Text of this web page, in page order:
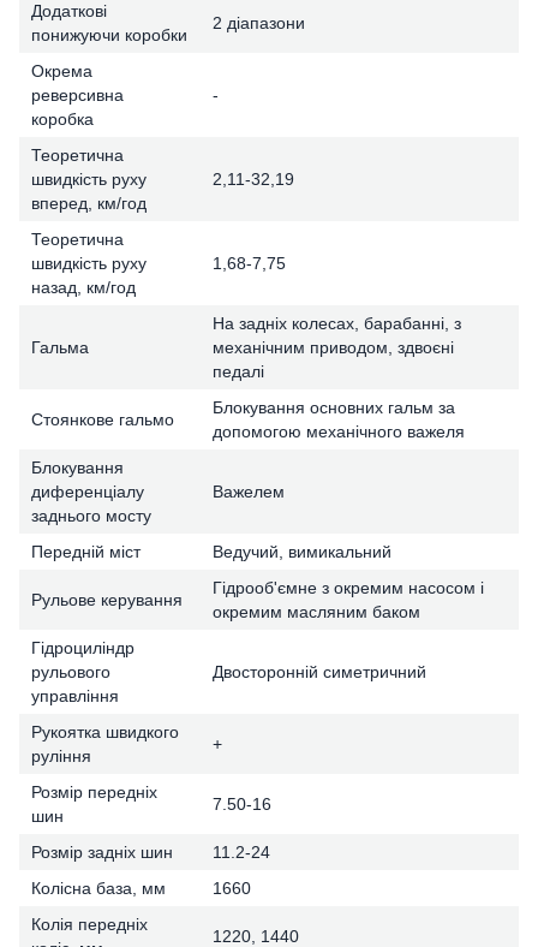
Додаткові
понижуючи коробки
2 діапазони
Окрема
реверсивна
коробка
-
Теоретична
швидкість руху
вперед, км/год
2,11-32,19
Теоретична
швидкість руху
назад, км/год
1,68-7,75
Гальма
На задніх колесах, барабанні, з
механічним приводом, здвоєні
педалі
Стоянкове гальмо
Блокування основних гальм за
допомогою механічного важеля
Блокування
диференціалу
заднього мосту
Важелем
Передній міст Ведучий, вимикальний
Рульове керування
Гідрооб'ємне з окремим насосом і
окремим масляним баком
Гідроциліндр
рульового
управління
Двосторонній симетричний
Рукоятка швидкого
руління
+
Розмір передніх
шин
7.50-16
Розмір задніх шин
11.2-24
Колісна база, мм
1660
Колія передніх
1220, 1440